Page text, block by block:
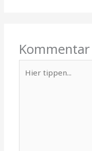
tippen...